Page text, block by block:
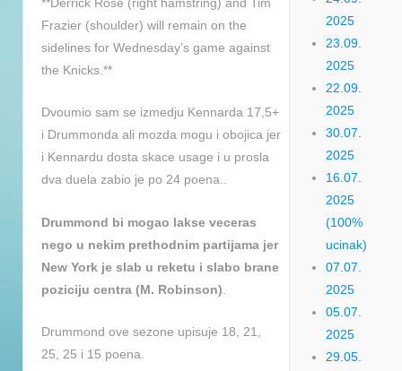
Frazier (shoulder) will remain on the
sidelines for Wednesday’s game against
the Knicks.**
Dvoumio sam se izmedju Kennarda 17,5+
i Drummonda ali mozda mogu i obojica jer
i Kennardu dosta skace usage i u prosla
dva duela zabio je po 24 poena..
Drummond bi mogao lakse veceras
nego u nekim prethodnim partijama jer
New York je slab u reketu i slabo brane
poziciju centra (M. Robinson)
Drummond ove sezone upisuje 18, 21,
25, 25 i 15 poena.
2025
23.09.
2025
22.09.
2025
30.07.
2025
16.07.
2025
(100%
ucinak)
07.07.
2025
05.07.
2025
29.05.